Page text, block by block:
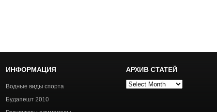
ИНФОРМАЦИЯ
Водные виды спорта
Будапешт 2010
АРХИВ СТАТЕЙ
Архив